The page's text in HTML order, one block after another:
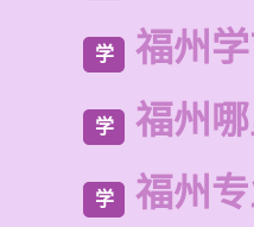
学 福州
学 福州
学 福州